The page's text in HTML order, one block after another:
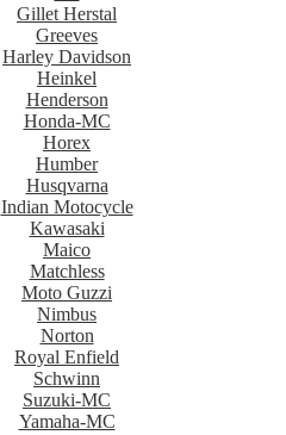
Gillet Herstal
Greeves
Harley Davidson
Heinkel
Henderson
Honda-MC
Horex
Humber
Husqvarna
Indian Motocycle
Kawasaki
Maico
Matchless
Moto Guzzi
Nimbus
Norton
Royal Enfield
Schwinn
Suzuki-MC
Yamaha-MC